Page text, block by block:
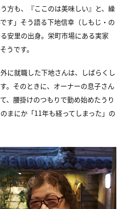
方も、
『ここのは美味しい』と、繰
す」 そう語る下地信幸（しもじ・の
安里の出身。 栄町市場にある実家
うです。
に就職した下地さんは、 しばらくし
。 そのときに、オーナーの息子さん
、 腰掛けのつもりで勤め始めたうり
まにか「11年も経ってしまった」の